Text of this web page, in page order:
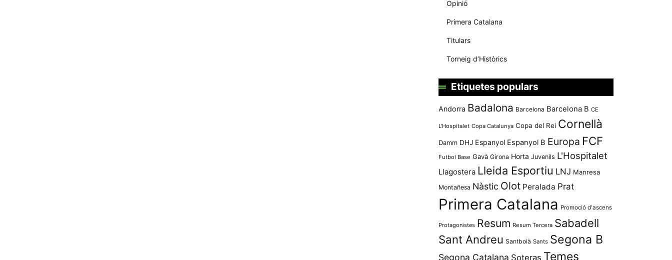
Opinió
Primera Catalana
Titulars
Torneig d’Històrics
Etiquetes populars
Andorra Badalona Barcelona Barcelona B CE
L'Hospitalet Copa Catalunya Copa del Rei Cornellà
Damm DHJ Espanyol Espanyol B Europa FCF
Futbol Base Gavà Girona Horta Juvenils L'Hospitalet
Llagostera Lleida Esportiu LNJ Manresa
Montañesa Nàstic Olot Peralada Prat
Primera Catalana Promoció d'ascens
Protagonistes Resum Resum Tercera Sabadell
Sant Andreu Santboià Sants Segona B
Segona Catalana Soteras Temes